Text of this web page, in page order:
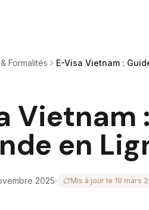
Formalités E-Visa Vietnam :
Vietnam
en
2025 Mis à jour le 19 mars